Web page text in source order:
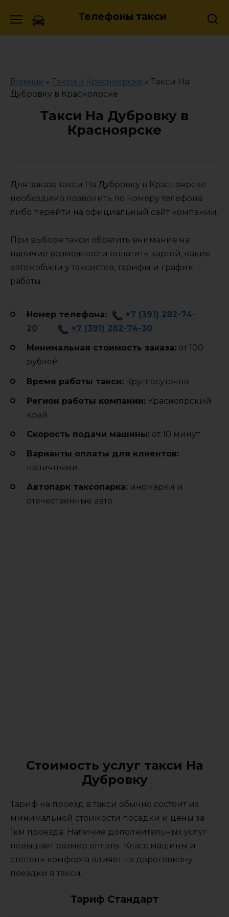
Телефоны такси
Главная » Такси в Красноярске » Такси На
Дубровку в Красноярске
Такси На Дубровку в
Красноярске
Для заказа такси На Дубровку в Красноярске
необходимо позвонить по номеру телефона
либо перейти на официальный сайт компании.
При выборе такси обратить внимание на
наличие возможности оплатить картой, какие
автомобили у таксистов, тарифы и график
работы.
Номер телефона:
+7 (391) 282-74-
20
+7 (391) 282-74-30
Минимальная стоимость заказа: от 100
рублей
Время работы такси: Круглосуточно
Регион работы компании: Красноярский
край
Cкорость подачи машины: от 10 минут
Варианты оплаты для клиентов:
наличными
Автопарк таксопарка: иномарки и
отечественные авто
Стоимость услуг такси На
Дубровку
Тариф на проезд в такси обычно состоит из
минимальной стоимости посадки и цены за
1км проезда. Наличие дополнительных услуг
повышает размер оплаты. Класс машины и
степень комфорта влияет на дороговизну
поездки в такси.
Тариф Стандарт